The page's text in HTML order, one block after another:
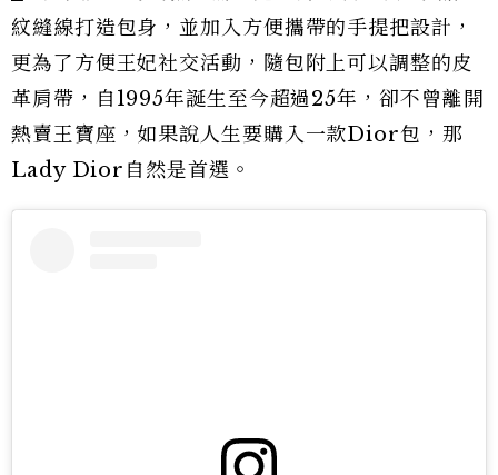
紋縫線打造包身，並加入方便攜帶的手提把設計，
更為了方便王妃社交活動，隨包附上可以調整的皮
革肩帶，自1995年誕生至今超過25年，卻不曾離開
熱賣王寶座，如果說人生要購入一款Dior包，那
Lady Dior自然是首選。